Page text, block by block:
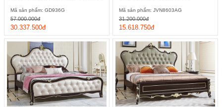
Mã sản phẩm: GD936G
30.337.500đ
57.000.000đ
Mã sản phẩm: JVN8603AG
15.618.750đ
31.200.000đ